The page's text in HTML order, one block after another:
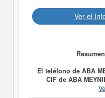
Ver el
El teléfono de ABA
CIF de ABA
COMERCIO AL